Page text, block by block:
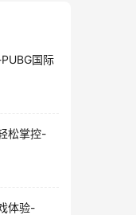
国际
松掌控-
体验-